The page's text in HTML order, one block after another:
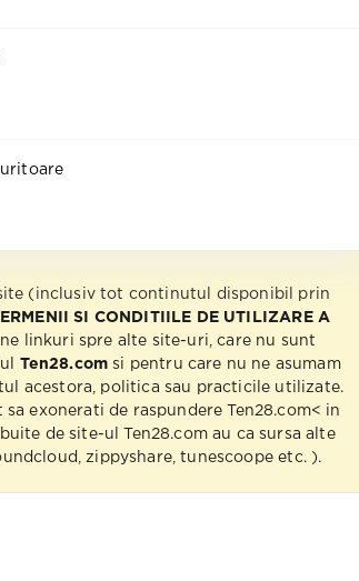
(inclusiv tot continutul disponibil prin
SI CONDITIILE DE UTILIZARE A
linkuri spre alte site-uri, care nu sunt
Ten28.com si pentru care nu ne asumam
acestora, politica sau practicile utilizate.
exonerati de raspundere Ten28.com< in
de site-ul Ten28.com au ca sursa alte
zippyshare, tunescoope etc. ).